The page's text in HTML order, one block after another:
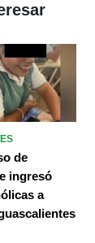
de
ingresó
a